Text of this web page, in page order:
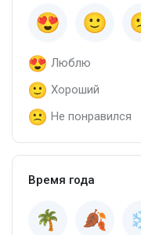
Люблю
Хороший
Не понравился
Время года